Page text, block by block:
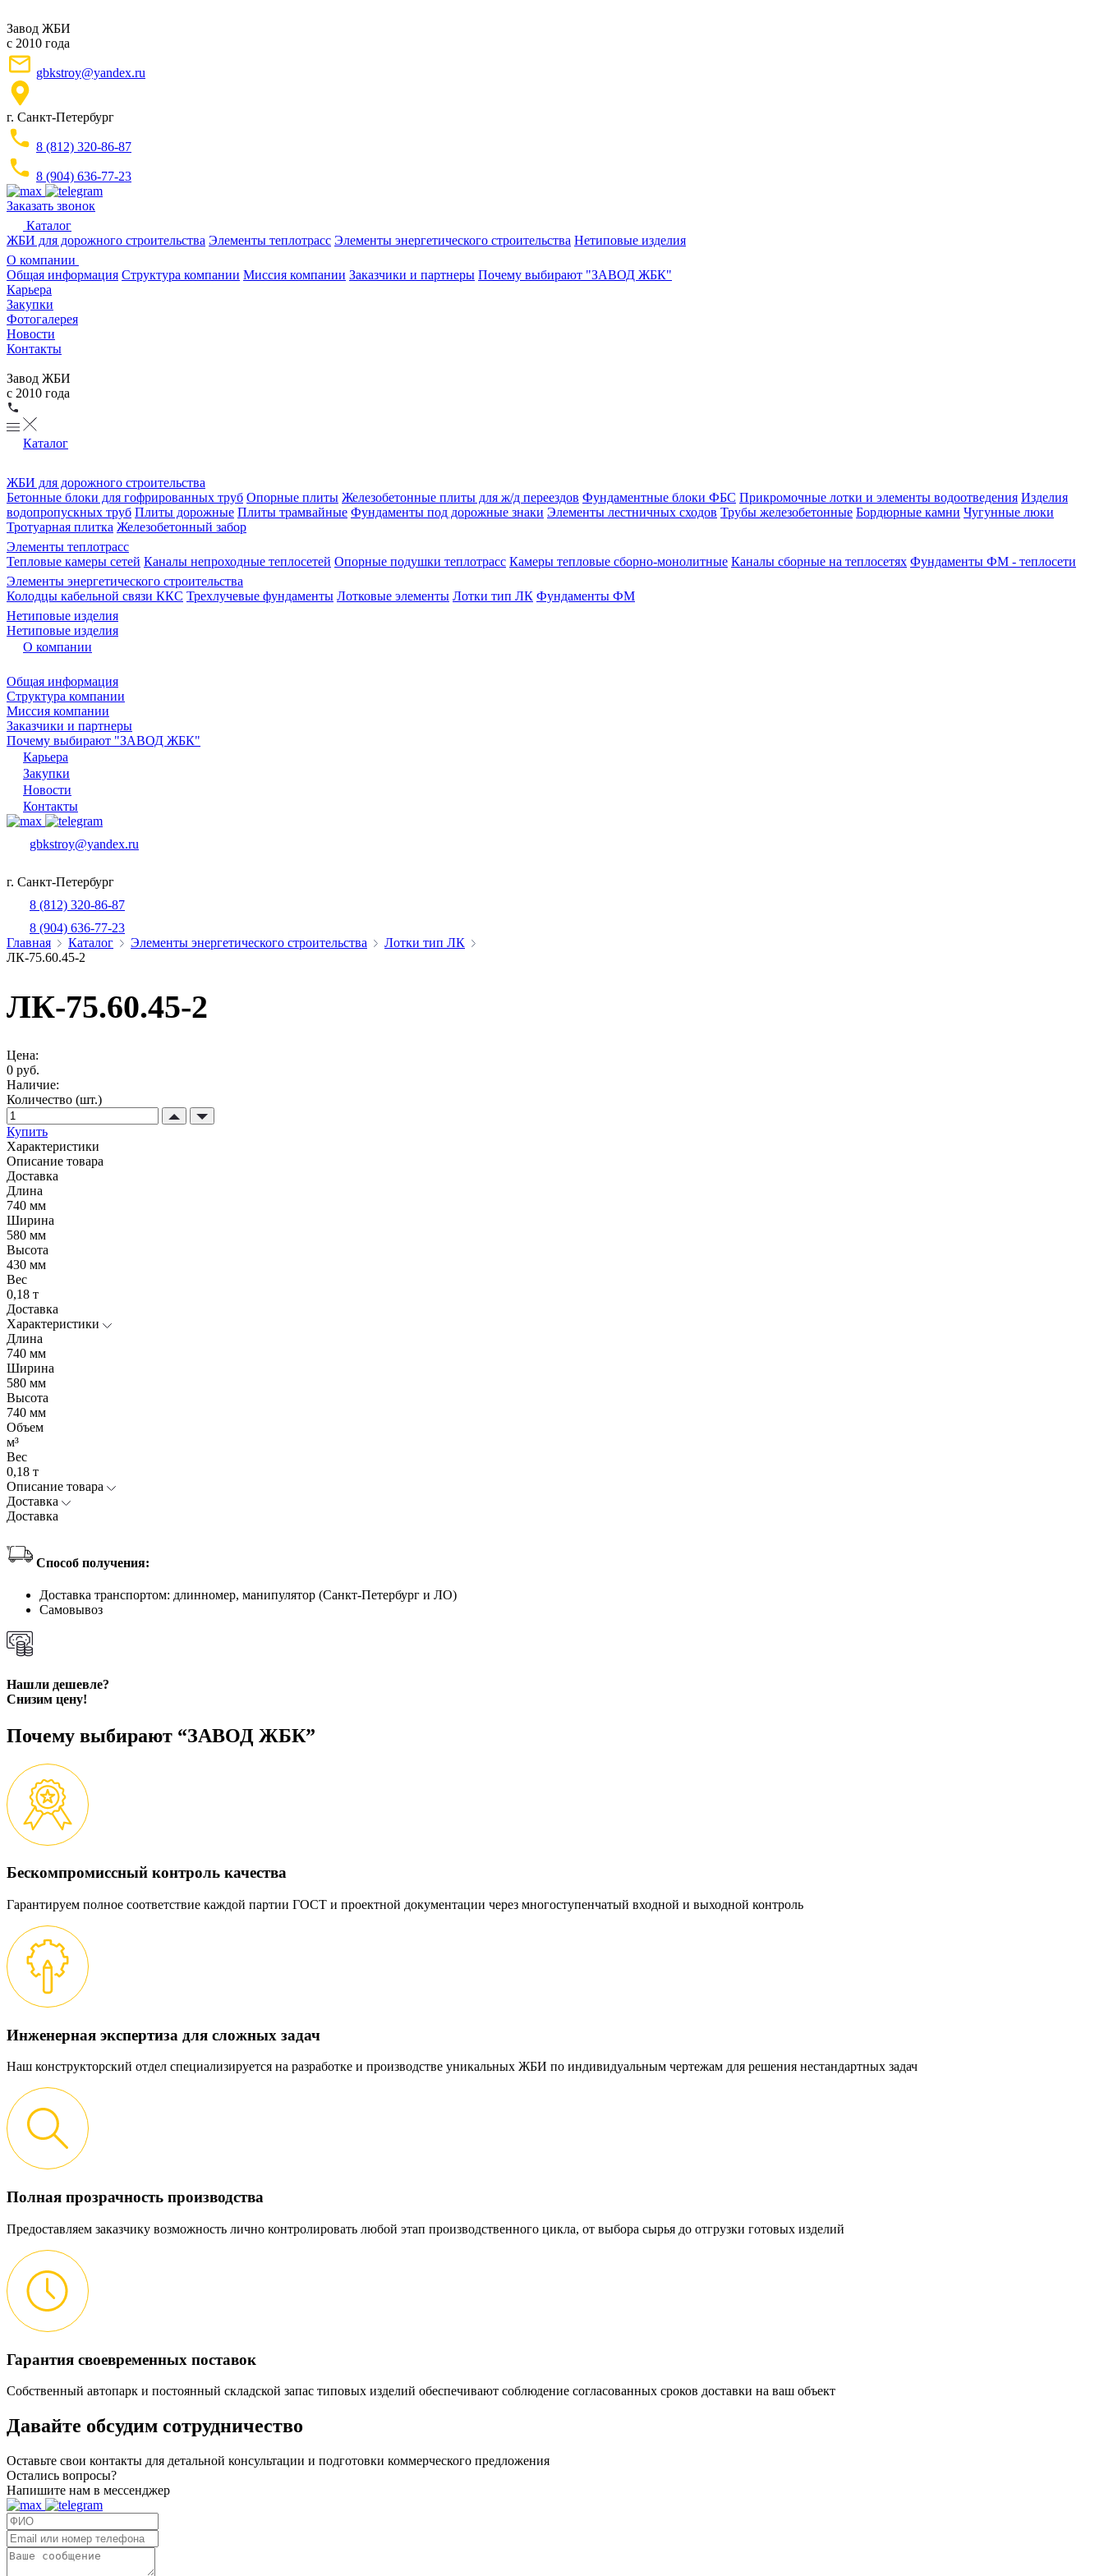
Завод ЖБИ
с 2010 года
gbkstroy@yandex.ru
г. Санкт-Петербург
8 (812) 320-86-87
8 (904) 636-77-23
Заказать звонок
Каталог
ЖБИ для дорожного строительства Элементы теплотрасс Элементы энергетического строительства Нетиповые изделия
О компании
Общая информация Структура компании Миссия компании Заказчики и партнеры Почему выбирают "ЗАВОД ЖБК"
Карьера
Закупки
Фотогалерея
Новости
Контакты
Завод ЖБИ
с 2010 года
Каталог
ЖБИ для дорожного строительства
Бетонные блоки для гофрированных труб Опорные плиты Железобетонные плиты для ж/д переездов Фундаментные блоки ФБС Прикромочные лотки и элементы водоотведения Изделия
водопропускных труб Плиты дорожные Плиты трамвайные Фундаменты под дорожные знаки Элементы лестничных сходов Трубы железобетонные Бордюрные камни Чугунные люки
Тротуарная плитка Железобетонный забор
Элементы теплотрасс
Тепловые камеры сетей Каналы непроходные теплосетей Опорные подушки теплотрасс Камеры тепловые сборно-монолитные Каналы сборные на теплосетях Фундаменты ФМ - теплосети
Элементы энергетического строительства
Колодцы кабельной связи ККС Трехлучевые фундаменты Лотковые элементы Лотки тип ЛК Фундаменты ФМ
Нетиповые изделия
Нетиповые изделия
О компании
Общая информация
Структура компании
Миссия компании
Заказчики и партнеры
Почему выбирают "ЗАВОД ЖБК"
Карьера
Закупки
Новости
Контакты
gbkstroy@yandex.ru
г. Санкт-Петербург
8 (812) 320-86-87
8 (904) 636-77-23
Главная
Каталог Элементы энергетического строительства
Лотки тип ЛК
ЛК-75.60.45-2
ЛК-75.60.45-2
Цена:
0 руб.
Наличие:
Количество (шт.)
Купить
Характеристики
Описание товара
Доставка
Длина
740 мм
Ширина
580 мм
Высота
430 мм
Вес
0,18 т
Доставка
Характеристики
Длина
740 мм
Ширина
580 мм
Высота
740 мм
Объем
м³
Вес
0,18 т
Описание товара
Доставка
Доставка
Способ получения:
Доставка транспортом: длинномер, манипулятор (Санкт-Петербург и ЛО)
Самовывоз
Нашли дешевле?
Снизим цену!
Почему выбирают “ЗАВОД ЖБК”
Бескомпромиссный контроль качества
Гарантируем полное соответствие каждой партии ГОСТ и проектной документации через многоступенчатый входной и выходной контроль
Инженерная экспертиза для сложных задач
Наш конструкторский отдел специализируется на разработке и производстве уникальных ЖБИ по индивидуальным чертежам для решения нестандартных задач
Полная прозрачность производства
Предоставляем заказчику возможность лично контролировать любой этап производственного цикла, от выбора сырья до отгрузки готовых изделий
Гарантия своевременных поставок
Собственный автопарк и постоянный складской запас типовых изделий обеспечивают соблюдение согласованных сроков доставки на ваш объект
Давайте обсудим сотрудничество
Оставьте свои контакты для детальной консультации и подготовки коммерческого предложения
Остались вопросы?
Напишите нам в мессенджер